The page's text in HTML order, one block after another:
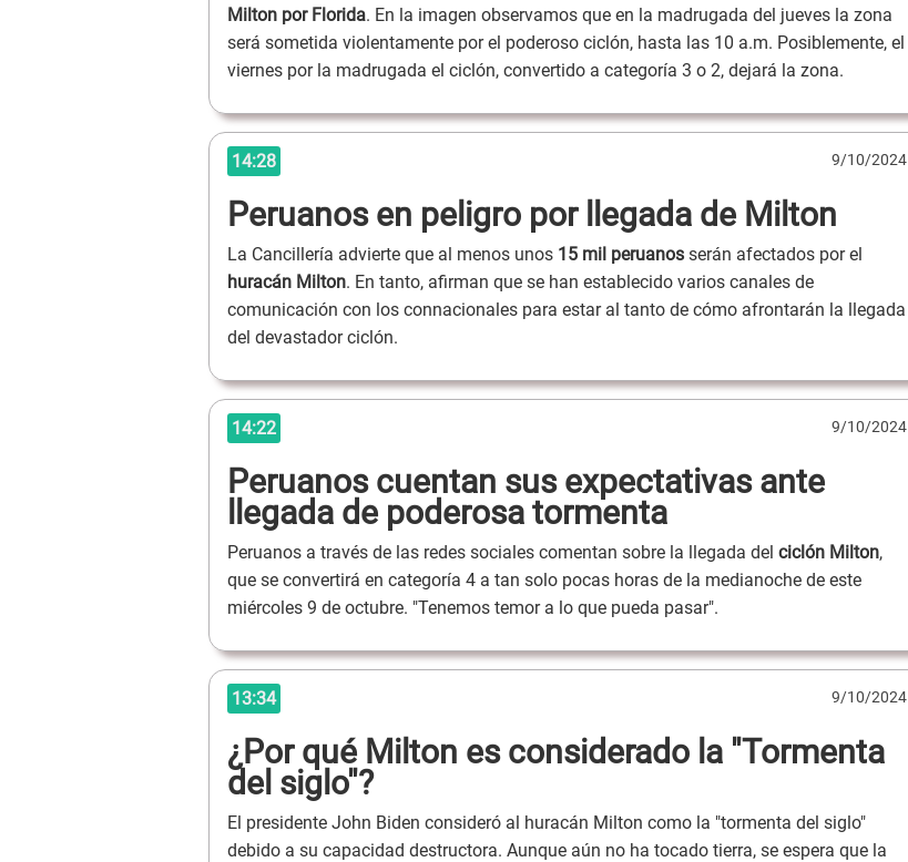
Milton por Florida. En la imagen observamos que en la madrugada del jueves la zona
será sometida violentamente por el poderoso ciclón, hasta las 10 a.m. Posiblemente, el
viernes por la madrugada el ciclón, convertido a categoría 3 o 2, dejará la zona.
14:28 9/10/2024
Peruanos en peligro por llegada de Milton
La Cancillería advierte que al menos unos 15 mil peruanos serán afectados por el
huracán Milton. En tanto, afirman que se han establecido varios canales de
comunicación con los connacionales para estar al tanto de cómo afrontarán la llegada
del devastador ciclón.
14:22 9/10/2024
Peruanos cuentan sus expectativas ante
llegada de poderosa tormenta
Peruanos a través de las redes sociales comentan sobre la llegada del ciclón Milton,
que se convertirá en categoría 4 a tan solo pocas horas de la medianoche de este
miércoles 9 de octubre. "Tenemos temor a lo que pueda pasar".
13:34 9/10/2024
¿Por qué Milton es considerado la "Tormenta
del siglo"?
El presidente John Biden consideró al huracán Milton como la "tormenta del siglo"
debido a su capacidad destructora. Aunque aún no ha tocado tierra, se espera que la